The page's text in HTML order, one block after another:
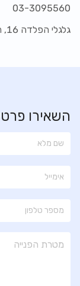
03-3095560
גלגלי הפלדה 16, הרצליה פיתוח, מבני תל-עד
השאירו